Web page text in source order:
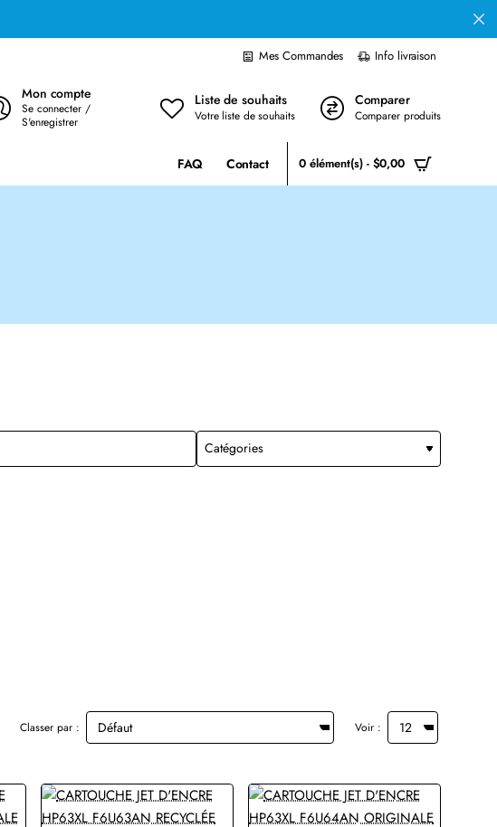
Mes Commandes Info livraison
Mon compte
Se connecter /
S'enregistrer
Liste de souhaits
Votre liste de souhaits
Comparer
Comparer produits
FAQ Contact 0 élément(s) - $0,00
Classer par : Voir :